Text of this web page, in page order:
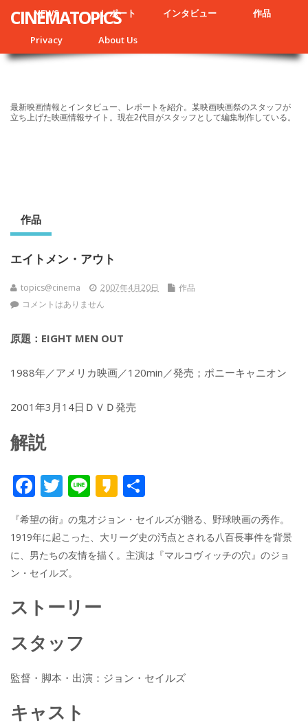
NEWS レポート インタビュー 作品
Privacy About Us
CINEMATOPICS
最新映画情報とインタビュー、レポートを紹介。某映画映画祭のスタッフが
立ち上げた映画情報サイト。現在2代目がスタッフとして編集制作している。
作品
エイトメン・アウト
topics@cinema 2007年4月20日
作品
コメントはありません
原題：EIGHT MEN OUT
1988年／アメリカ映画／120min／発売；ポニーキャニオン
2001年3月14日ＤＶＤ発売
解説
F
ac
e
b
o
o
k
T
itt
er
Li
n
e
K
k
a
『希望の街』の鬼才ジョン・セイルズが贈る、野球映画の秀作。
1919年に起こった、大リーグ史の汚点とされる八百長事件を背景
に、男たちの友情を描く。主演は『マルコヴィッチの穴』のジョ
ン・セイルズ。
ストーリー
スタッフ
監督・脚本・出演：ジョン・セイルズ
キャスト